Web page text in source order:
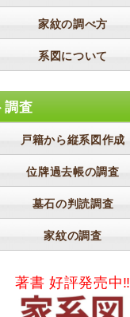
家紋の調べ方
系図について
調査
戸籍から縦系図作成
位牌過去帳の調査
墓石の判読調査
家紋の調査
著書 好評発売中‼